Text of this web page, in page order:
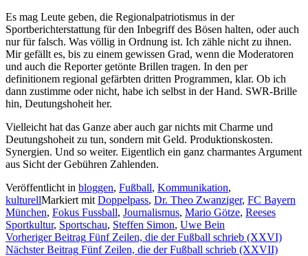
Es mag Leute geben, die Regionalpatriotismus in der
Sportberichterstattung für den Inbegriff des Bösen halten, oder auch
nur für falsch. Was völlig in Ordnung ist. Ich zähle nicht zu ihnen.
Mir gefällt es, bis zu einem gewissen Grad, wenn die Moderatoren
und auch die Reporter getönte Brillen tragen. In den per
definitionem regional gefärbten dritten Programmen, klar. Ob ich
dann zustimme oder nicht, habe ich selbst in der Hand. SWR-Brille
hin, Deutungshoheit her.
Vielleicht hat das Ganze aber auch gar nichts mit Charme und
Deutungshoheit zu tun, sondern mit Geld. Produktionskosten.
Synergien. Und so weiter. Eigentlich ein ganz charmantes Argument
aus Sicht der Gebühren Zahlenden.
Veröffentlicht in bloggen, Fußball, Kommunikation,
kulturellMarkiert mit Doppelpass, Dr. Theo Zwanziger, FC Bayern
München, Fokus Fussball, Journalismus, Mario Götze, Reeses
Sportkultur, Sportschau, Steffen Simon, Uwe Bein
Beitragsnavigation
Vorheriger Beitrag Fünf Zeilen, die der Fußball schrieb (XXVI)
Nächster Beitrag Fünf Zeilen, die der Fußball schrieb (XXVII)